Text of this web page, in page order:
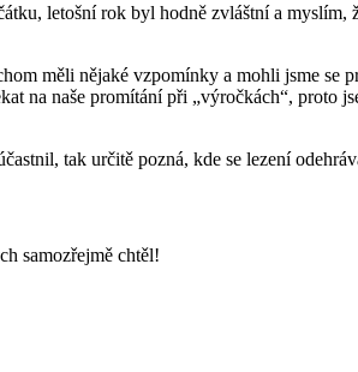
letošní rok byl hodně zvláštní a myslím,
měli nějaké vzpomínky a mohli jsme se
na naše promítání při „výročkách“, proto
tak určitě pozná, kde se lezení
samozřejmě chtěl!